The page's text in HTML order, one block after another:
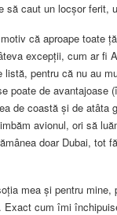
caut un locșor ferit,
că aproape toate
excepții, cum ar fi
pentru că nu au
poate de avantajoase
de coastă și de
avionul, ori să
doar Dubai, tot
mea și pentru
cum îmi